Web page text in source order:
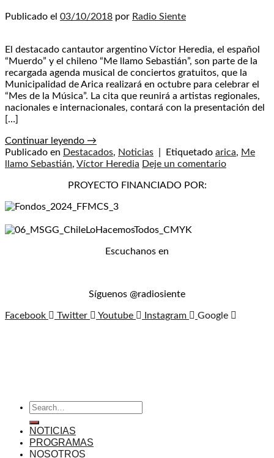
Publicado el 03/10/2018 por Radio Siente
El destacado cantautor argentino Víctor Heredia, el español
“Muerdo” y el chileno “Me llamo Sebastián”, son parte de la
recargada agenda musical de conciertos gratuitos, que la
Municipalidad de Arica realizará en octubre para celebrar el
“Mes de la Música”. La cita que reunirá a artistas regionales,
nacionales e internacionales, contará con la presentación del
[…]
Continuar leyendo →
Publicado en Destacados, Noticias Etiquetado arica, Me
llamo Sebastián, Víctor Heredia Deje un comentario
PROYECTO FINANCIADO POR:
Escuchanos en
Síguenos @radiosiente
Facebook Twitter Youtube Instagram Google
NOTICIAS
PROGRAMAS
NOSOTROS